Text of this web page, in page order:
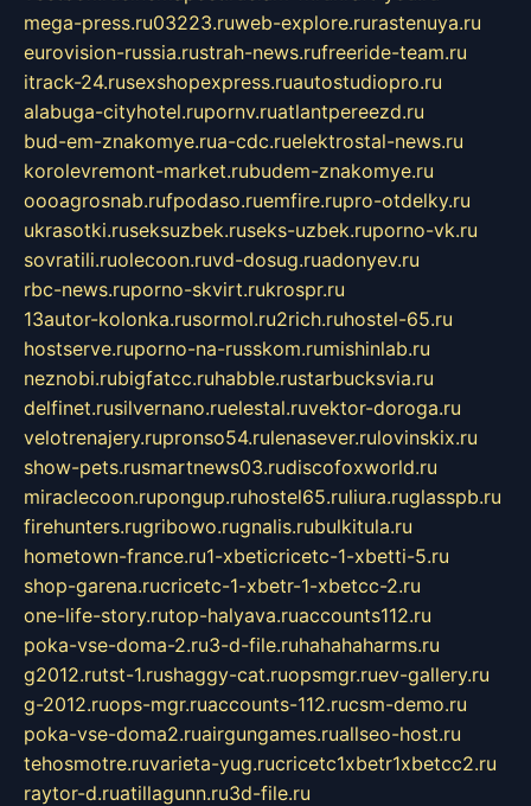
mega-press.ru03223.ruweb-explore.rurastenuya.ru
eurovision-russia.rustrah-news.rufreeride-team.ru
itrack-24.rusexshopexpress.ruautostudiopro.ru
alabuga-cityhotel.rupornv.ruatlantpereezd.ru
bud-em-znakomye.rua-cdc.ruelektrostal-news.ru
korolevremont-market.rubudem-znakomye.ru
oooagrosnab.rufpodaso.ruemfire.rupro-otdelky.ru
ukrasotki.ruseksuzbek.ruseks-uzbek.ruporno-vk.ru
sovratili.ruolecoon.ruvd-dosug.ruadonyev.ru
rbc-news.ruporno-skvirt.rukrospr.ru
13autor-kolonka.rusormol.ru2rich.ruhostel-65.ru
hostserve.ruporno-na-russkom.rumishinlab.ru
neznobi.rubigfatcc.ruhabble.rustarbucksvia.ru
delfinet.rusilvernano.ruelestal.ruvektor-doroga.ru
velotrenajery.rupronso54.rulenasever.rulovinskix.ru
show-pets.rusmartnews03.rudiscofoxworld.ru
miraclecoon.rupongup.ruhostel65.ruliura.ruglasspb.ru
firehunters.rugribowo.rugnalis.rubulkitula.ru
hometown-france.ru1-xbeticricetc-1-xbetti-5.ru
shop-garena.rucricetc-1-xbetr-1-xbetcc-2.ru
one-life-story.rutop-halyava.ruaccounts112.ru
poka-vse-doma-2.ru3-d-file.ruhahahaharms.ru
g2012.rutst-1.rushaggy-cat.ruopsmgr.ruev-gallery.ru
g-2012.ruops-mgr.ruaccounts-112.rucsm-demo.ru
poka-vse-doma2.ruairgungames.ruallseo-host.ru
tehosmotre.ruvarieta-yug.rucricetc1xbetr1xbetcc2.ru
raytor-d.ruatillagunn.ru3d-file.ru